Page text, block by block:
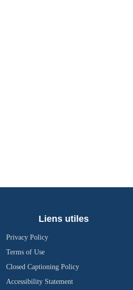
Liens utiles
Privacy Policy
Terms of Use
Closed Captioning Policy
Accessibility Statement